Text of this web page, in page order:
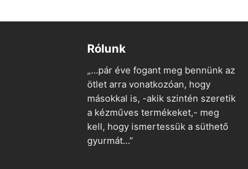
Rólunk
„…pár éve fogant meg bennünk az
ötlet arra vonatkozóan, hogy
másokkal is, -akik szintén szeretik
a kézműves termékeket,- meg
kell, hogy ismertessük a süthető
gyurmát…”